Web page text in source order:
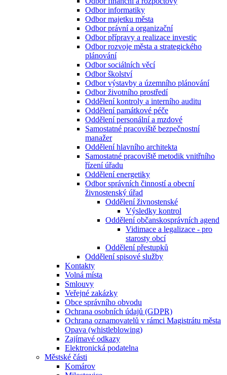
Odbor informatiky
Odbor majetku města
Odbor právní a organizační
Odbor přípravy a realizace investic
Odbor rozvoje města a strategického
plánování
Odbor sociálních věcí
Odbor školství
Odbor výstavby a územního plánování
Odbor životního prostředí
Oddělení kontroly a interního auditu
Oddělení památkové péče
Oddělení personální a mzdové
Samostatné pracoviště bezpečnostní
manažer
Oddělení hlavního architekta
Samostatné pracoviště metodik vnitřního
řízení úřadu
Oddělení energetiky
Odbor správních činností a obecní
živnostenský úřad
Oddělení živnostenské
Výsledky kontrol
Oddělení občanskosprávních agend
Vidimace a legalizace - pro
starosty obcí
Oddělení přestupků
Oddělení spisové služby
Kontakty
Volná místa
Smlouvy
Veřejné zakázky
Obce správního obvodu
Ochrana osobních údajů (GDPR)
Ochrana oznamovatelů v rámci Magistrátu města
Opava (whistleblowing)
Zajímavé odkazy
Elektronická podatelna
Městské části
Komárov